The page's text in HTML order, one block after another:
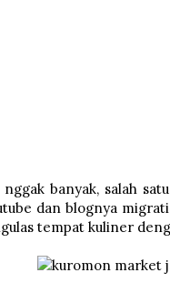
banyak, salah
dan blognya
tempat kuliner